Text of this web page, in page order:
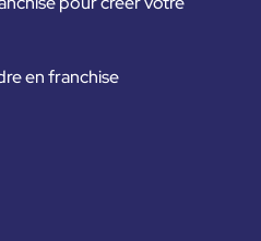
en franchise